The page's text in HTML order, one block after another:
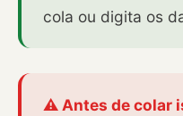
cola ou digita os
⚠️ Antes de colar